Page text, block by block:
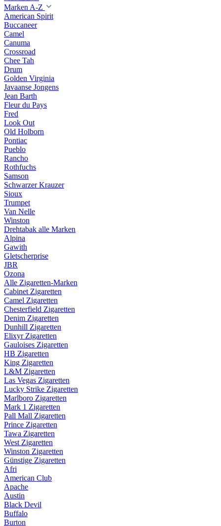
Marken A-Z
American Spirit
Buccaneer
Camel
Canuma
Crossroad
Сhee Tah
Drum
Golden Virginia
Javaanse Jongens
Jean Barth
Fleur du Pays
Fred
Look Out
Old Holborn
Pontiac
Pueblo
Rancho
Rothfuchs
Samson
Schwarzer Krauzer
Sioux
Trumpet
Van Nelle
Winston
Drehtabak alle Marken
Alpina
Gawith
Gletscherprise
JBR
Ozona
Alle Zigaretten-Marken
Cabinet Zigaretten
Camel Zigaretten
Chesterfield Zigaretten
Denim Zigaretten
Dunhill Zigaretten
Elixyr Zigaretten
Gauloises Zigaretten
HB Zigaretten
King Zigaretten
L&M Zigaretten
Las Vegas Zigaretten
Lucky Strike Zigaretten
Marlboro Zigaretten
Mark 1 Zigaretten
Pall Mall Zigaretten
Prince Zigaretten
Tawa Zigaretten
West Zigaretten
Winston Zigaretten
Günstige Zigaretten
Afri
American Club
Apache
Austin
Black Devil
Buffalo
Burton